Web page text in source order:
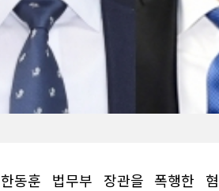
동훈 법무부 장관을 폭행한